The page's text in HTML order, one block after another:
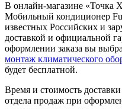
В онлайн-магазине «Точка
Мобильный кондиционер
известных Российских и
доставкой и официальной
оформлении заказа вы
монтаж климатического
будет бесплатной.
Время и стоимость
отдела продаж при